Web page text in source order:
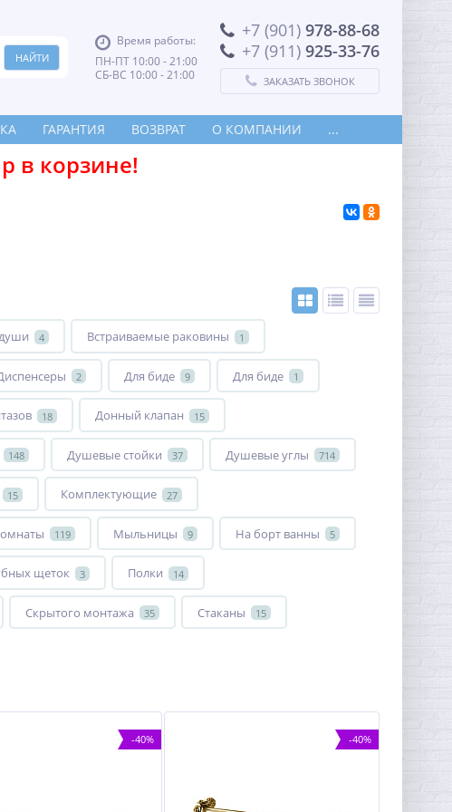
Время работы:
ПН-ПТ 10:00 - 21:00
СБ-ВС 10:00 - 21:00
+7 (901) 978-88-68
+7 (911) 925-33-76
ЗАКАЗАТЬ ЗВОНОК
ГАРАНТИЯ ВОЗВРАТ О КОМПАНИИ ...
в корзине!
4 Встраиваемые раковины 1
2 Для биде 9 Для биде 1
18 Донный клапан 15
148 Душевые стойки 37 Душевые углы 714
15 Комплектующие 27
119 Мыльницы 9 На борт ванны 5
щеток 3 Полки 14
Скрытого монтажа 35 Стаканы 15
-40% -40%